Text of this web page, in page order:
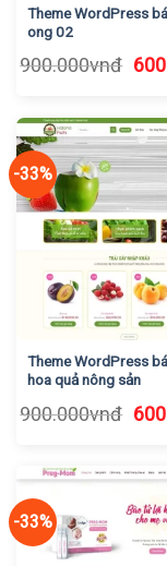
Theme WordPress
ong 02
900.000vnđ Giá
-33%
Theme WordPress
hoa quả nông sản
900.000vnđ Giá
-33%